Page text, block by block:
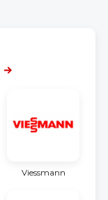
Viessmann